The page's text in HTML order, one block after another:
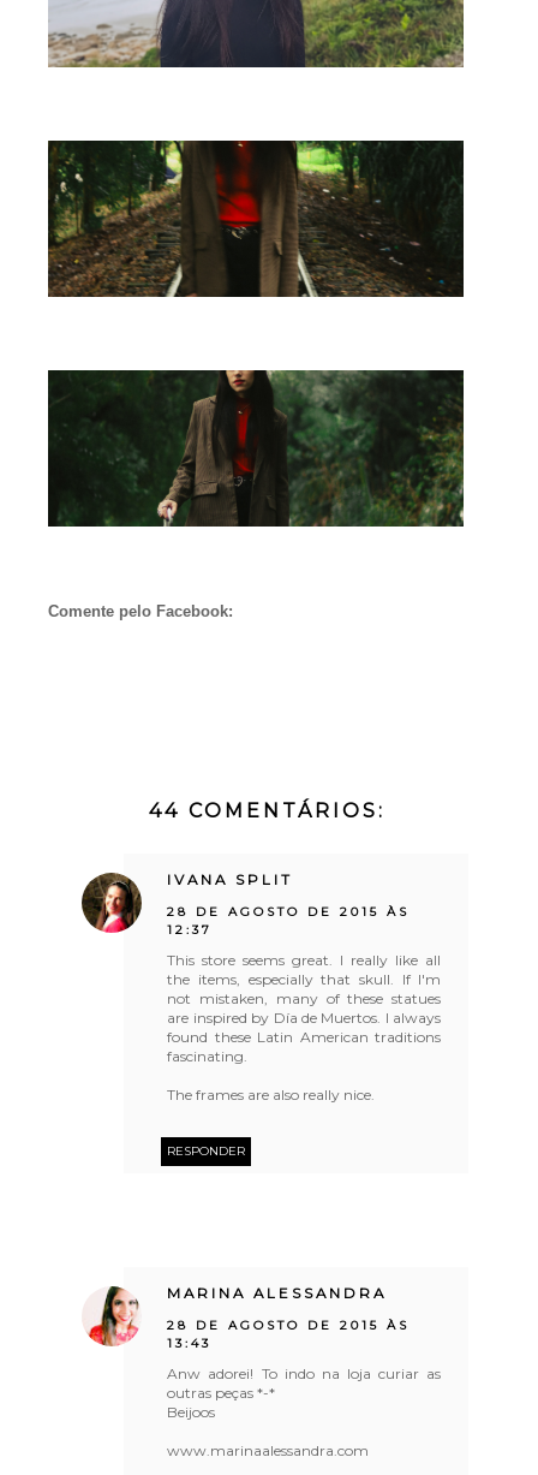
Comente pelo Facebook:
44 COMENTÁRIOS:
IVANA SPLIT
28 DE AGOSTO DE 2015 ÀS
12:37
This store seems great. I really like all
the items, especially that skull. If I'm
not mistaken, many of these statues
are inspired by Día de Muertos. I always
found these Latin American traditions
fascinating.
The frames are also really nice.
RESPONDER
MARINA ALESSANDRA
28 DE AGOSTO DE 2015 ÀS
13:43
Anw adorei! To indo na loja curiar as
outras peças *-*
Beijoos
www.marinaalessandra.com